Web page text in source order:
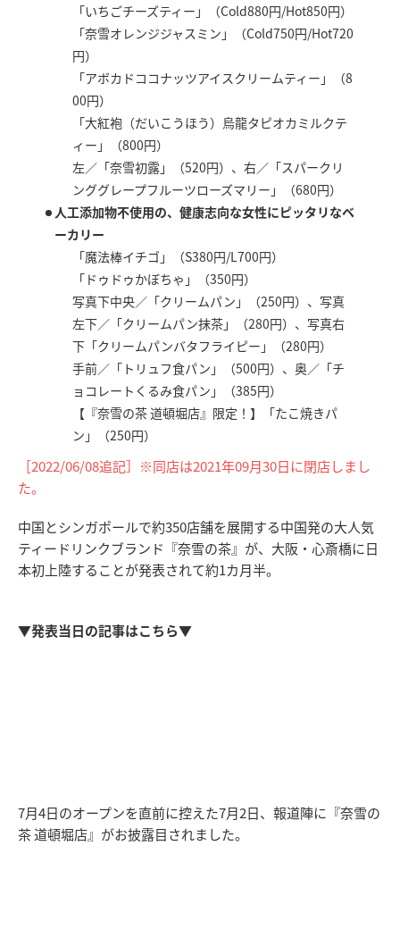
「いちごチーズティー」（Cold880円/Hot850円）
「奈雪オレンジジャスミン」（Cold750円/Hot720
円）
「アボカドココナッツアイスクリームティー」（8
00円）
「大紅袍（だいこうほう）烏龍タピオカミルクテ
ィー」（800円）
左／「奈雪初露」（520円）、右／「スパークリ
ンググレープフルーツローズマリー」（680円）
人工添加物不使用の、健康志向な女性にピッタリなベ
ーカリー
「魔法棒イチゴ」（S380円/L700円）
「ドゥドゥかぼちゃ」（350円）
写真下中央／「クリームパン」（250円）、写真
左下／「クリームパン抹茶」（280円）、写真右
下「クリームパンバタフライピー」（280円）
手前／「トリュフ食パン」（500円）、奥／「チ
ョコレートくるみ食パン」（385円）
【『奈雪の茶 道頓堀店』限定！】「たこ焼きパ
ン」（250円）
［2022/06/08追記］※同店は2021年09月30日に閉店しまし
た。
中国とシンガポールで約350店舗を展開する中国発の大人気
ティードリンクブランド『奈雪の茶』が、大阪・心斎橋に日
本初上陸することが発表されて約1カ月半。
▼発表当日の記事はこちら▼
7月4日のオープンを直前に控えた7月2日、報道陣に『奈雪の
茶 道頓堀店』がお披露目されました。